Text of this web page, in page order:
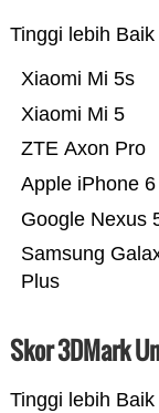
Tinggi lebih Baik
Samsung
Plus
Google Nexus
Apple iPhone 6
ZTE Axon Pro
Xiaomi Mi 5
Xiaomi Mi 5s
Skor
Tinggi lebih Baik